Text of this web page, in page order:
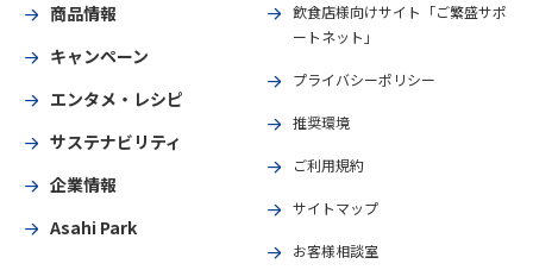
商品情報
キャンペーン
エンタメ・レシピ
サステナビリティ
企業情報
Asahi Park
飲食店様向けサイト「ご繁盛サポ
ートネット」
プライバシーポリシー
推奨環境
ご利用規約
サイトマップ
お客様相談室